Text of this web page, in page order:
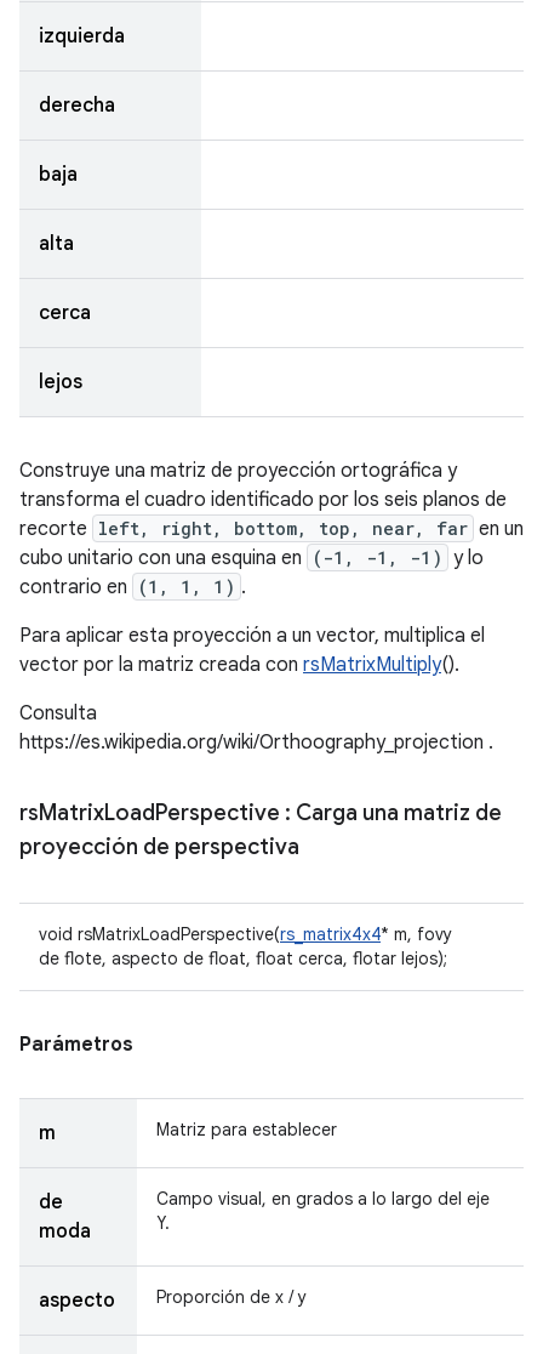
izquierda
derecha
baja
alta
cerca
lejos
Construye una matriz de proyección ortográfica y
transforma el cuadro identificado por los seis planos de
recorte left, right, bottom, top, near, far en un
cubo unitario con una esquina en
(-1, -1, -1) y lo
contrario en
(1, 1, 1) .
Para aplicar esta proyección a un vector, multiplica el
vector por la matriz creada con rsMatrixMultiply().
Consulta
https://es.wikipedia.org/wiki/Orthoography_projection .
rsMatrixLoad Perspective : Carga una matriz de
proyección de perspectiva
void rsMatrixLoadPerspective(rs_matrix4x4* m, fovy
de flote, aspecto de float, float cerca, flotar lejos);
Parámetros
m Matriz para establecer
de
moda
Campo visual, en grados a lo largo del eje
Y.
aspecto Proporción de x / y